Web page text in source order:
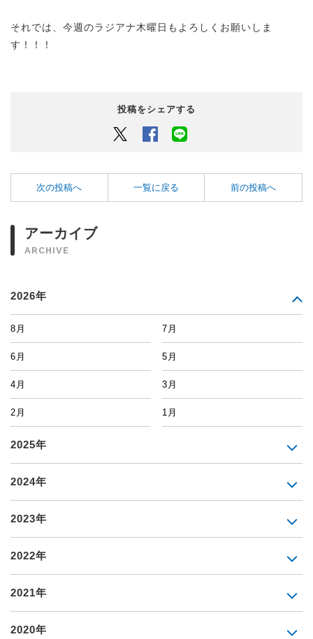
それでは、今週のラジアナ木曜日もよろしくお願いしま
す！！！
投稿をシェアする
Twitter Facebook
次の投稿へ 一覧に戻る 前の投稿へ
アーカイブ
ARCHIVE
2026年
8月 7月
6月 5月
4月 3月
2月 1月
2025年
2024年
2023年
2022年
2021年
2020年